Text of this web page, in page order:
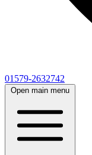
01579-2632742
Open main menu